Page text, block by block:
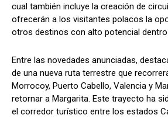
cual también incluye la creación de
ofrecerán a los visitantes polacos la
otros destinos con alto potencial dentro
Entre las novedades anunciadas,
de una nueva ruta terrestre que
Morrocoy, Puerto Cabello, Valencia y
retornar a Margarita. Este trayecto ha
el corredor turístico entre los estados